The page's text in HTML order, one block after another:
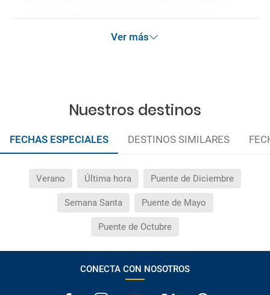
Ver más
Nuestros destinos
FECHAS ESPECIALES DESTINOS SIMILARES
Verano Última hora Puente de Diciembre
Semana Santa Puente de Mayo
Puente de Octubre
CONECTA CON NOSOTROS